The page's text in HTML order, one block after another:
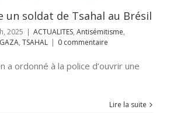
un soldat de Tsahal au Brésil
2025 | ACTUALITES, Antisémitisme,
, TSAHAL | 0 commentaire
a ordonné à la police d’ouvrir une
Lire la suite